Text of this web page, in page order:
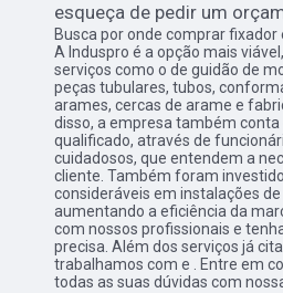
esqueça de pedir um
Busca por onde comprar fixador
A Induspro é a opção mais
serviços como o de guidão de
peças tubulares, tubos,
arames, cercas de arame e
disso, a empresa também
qualificado, através de
cuidadosos, que entendem a
cliente. Também foram
consideráveis em instalações
aumentando a eficiência da
com nossos profissionais e
precisa. Além dos serviços já
trabalhamos com e . Entre em
todas as suas dúvidas com